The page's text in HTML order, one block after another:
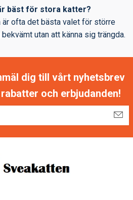
bäst för stora katter?
är ofta det bästa valet för större
utan att känna sig trängda.
dig till vårt nyhetsbrev
och erbjudanden!